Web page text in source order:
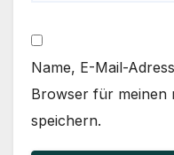
Name, E-Mail-
Browser für meinen
speichern.